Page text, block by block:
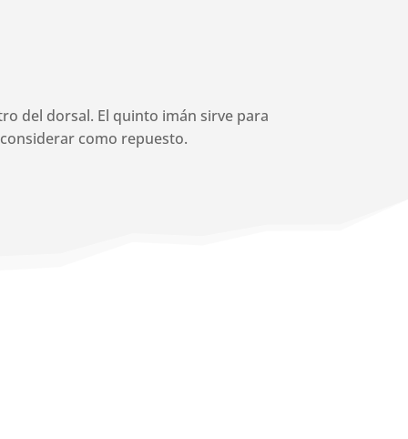
del dorsal. El quinto imán sirve para
como repuesto.